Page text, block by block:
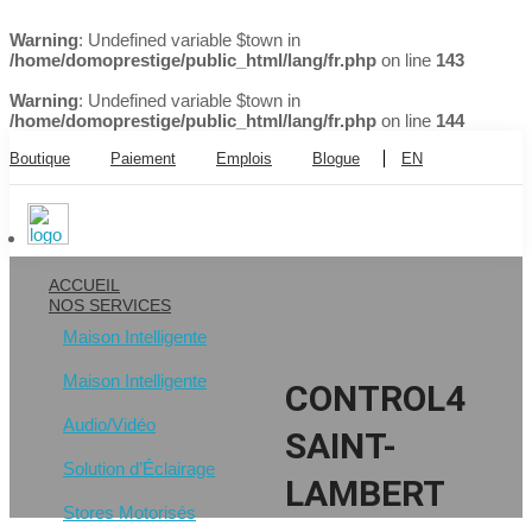
Warning: Undefined variable $town in
/home/domoprestige/public_html/lang/fr.php on line 143
Warning: Undefined variable $town in
/home/domoprestige/public_html/lang/fr.php on line 144
Boutique Paiement Emplois Blogue EN
ACCUEIL
NOS SERVICES
Maison Intelligente
Maison Intelligente
Audio/Vidéo
Solution d’Éclairage
Stores Motorisés
CONTROL4
SAINT-
LAMBERT